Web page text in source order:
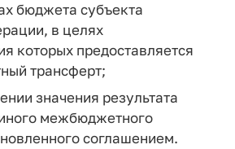
бюджета субъекта
в целях
которых предоставляется
трансферт;
значения результата
межбюджетного
соглашением.